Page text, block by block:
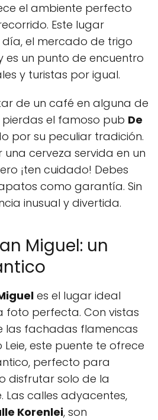
el ambiente perfecto
Este lugar
día, el mercado de trigo
es un punto de encuentro
y turistas por igual.
de un café en alguna de
pierdas el famoso pub De
por su peculiar tradición.
una cerveza servida en un
¡ten cuidado! Debes
como garantía. Sin
inusual y divertida.
Miguel: un
es el lugar ideal
perfecta. Con vistas
las fachadas flamencas
este puente te ofrece
perfecto para
disfrutar solo de la
Las calles adyacentes,
Korenlei, son